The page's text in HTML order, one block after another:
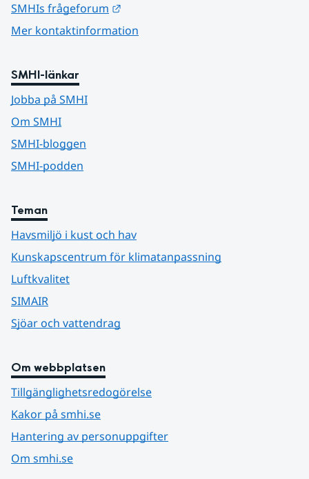
SMHIs frågeforum
Mer kontaktinformation
SMHI-länkar
Jobba på SMHI
Om SMHI
SMHI-bloggen
SMHI-podden
Teman
Havsmiljö i kust och hav
Kunskapscentrum för klimatanpassning
Luftkvalitet
SIMAIR
Sjöar och vattendrag
Om webbplatsen
Tillgänglighetsredogörelse
Kakor på smhi.se
Hantering av personuppgifter
Om smhi.se